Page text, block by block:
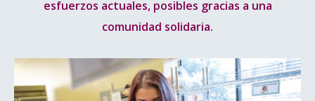
esfuerzos actuales, posibles gracias a una
comunidad solidaria.